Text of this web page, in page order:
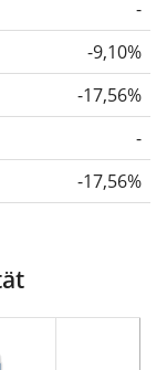
1, 3 und 5
die
geteilt durch die
Rendite pro
eines
die man in
des
diese
-
-9,10%
-17,56%
-
-17,56%